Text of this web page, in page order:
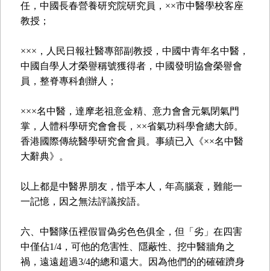
任，中國長春營養研究院研究員，××市中醫學校客座
教授；
×××，人民日報社醫專部副教授，中國中青年名中醫，
中國自學人才榮譽稱號獲得者，中國發明協會榮譽會
員，整脊專科創辦人；
×××名中醫，達摩老祖意金精、意力會會元氣閉氣門
掌，人體科學研究會會長，××省氣功科學會總大師。
香港國際傳統醫學研究會會員。事績已入《××名中醫
大辭典》。
以上都是中醫界朋友，惜乎本人，年高腦衰，難能一
一記憶，因之無法評議按語。
六、中醫隊伍裡假冒偽劣色色俱全，但「劣」在四害
中僅佔1/4，可他的危害性、隱蔽性、挖中醫牆角之
禍，遠遠超過3/4的總和還大。因為他們的的確確躋身